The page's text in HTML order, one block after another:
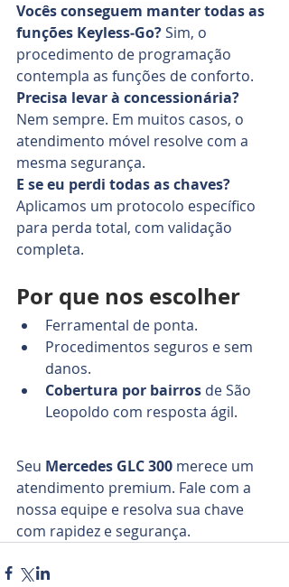
Vocês conseguem manter todas as
funções Keyless‑Go? Sim, o
procedimento de programação
contempla as funções de conforto.
Precisa levar à concessionária?
Nem sempre. Em muitos casos, o
atendimento móvel resolve com a
mesma segurança.
E se eu perdi todas as chaves?
Aplicamos um protocolo específico
para perda total, com validação
completa.
Por que nos escolher
Ferramental de ponta.
Procedimentos seguros e sem
danos.
Cobertura por bairros de São
Leopoldo com resposta ágil.
Seu Mercedes GLC 300 merece um
atendimento premium. Fale com a
nossa equipe e resolva sua chave
com rapidez e segurança.